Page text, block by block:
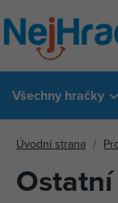
Všechny hračky
Úvodní strana